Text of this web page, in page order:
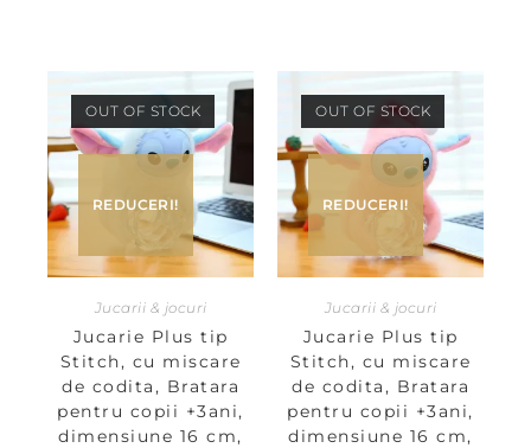
OUT OF STOCK
REDUCERI!
Jucarii & jocuri
Jucarie Plus tip
Stitch, cu miscare
de codita, Bratara
pentru copii +3ani,
dimensiune 16 cm,
OUT OF STOCK
REDUCERI!
Jucarii & jocuri
Jucarie Plus tip
Stitch, cu miscare
de codita, Bratara
pentru copii +3ani,
dimensiune 16 cm,